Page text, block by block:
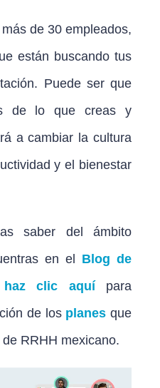
de 30 empleados,
están buscando tus
Puede ser que
de lo que creas y
a cambiar la cultura
y el bienestar
saber del ámbito
en el Blog de
haz clic aquípara
de los planes que
RRHH mexicano.